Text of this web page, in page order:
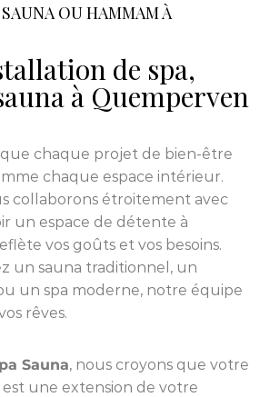
OU HAMMAM À
de spa,
à Quemperven
chaque projet de bien-être
chaque espace intérieur.
collaborons étroitement avec
un espace de détente à
vos goûts et vos besoins.
un sauna traditionnel, un
un spa moderne, notre équipe
rêves.
Sauna, nous croyons que votre
une extension de votre